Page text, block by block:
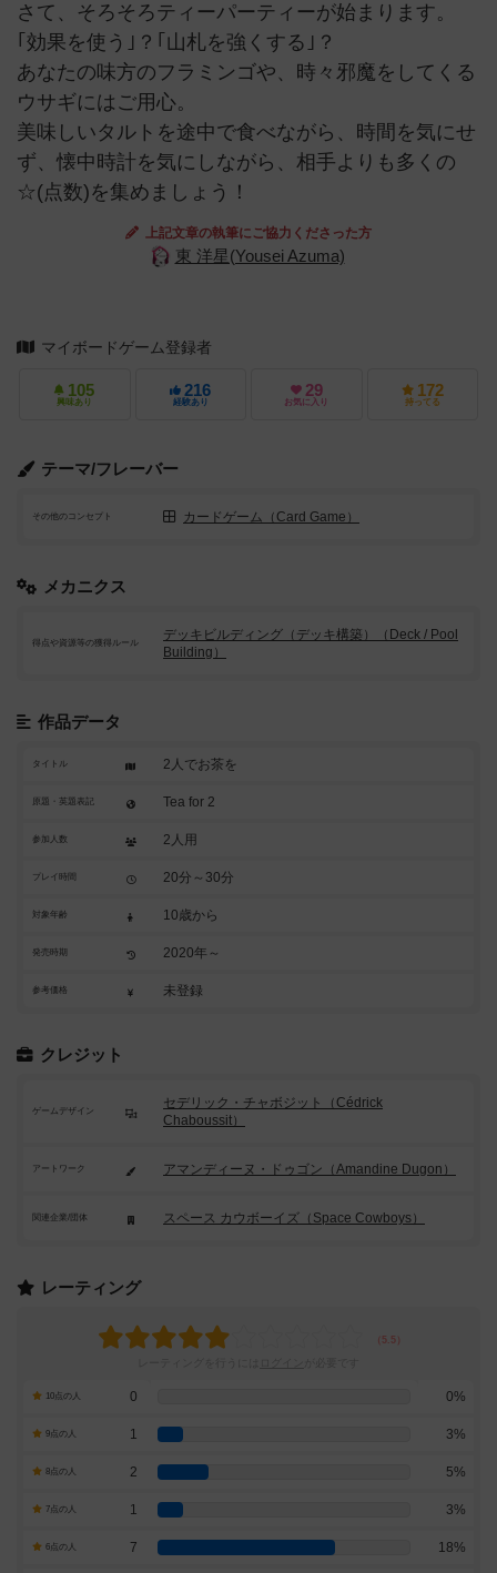
さて、そろそろティーパーティーが始まります。
｢効果を使う｣？｢山札を強くする｣？
あなたの味方のフラミンゴや、時々邪魔をしてくる
ウサギにはご用心。
美味しいタルトを途中で食べながら、時間を気にせ
ず、懐中時計を気にしながら、相手よりも多くの
☆(点数)を集めましょう！
上記文章の執筆にご協力くださった方
東 洋星(Yousei Azuma)
マイボードゲーム登録者
105
興味あり
216
経験あり
29
お気に入り
172
持ってる
テーマ/フレーバー
その他のコンセプト カードゲーム（Card Game）
メカニクス
得点や資源等の獲得ルール
デッキビルディング（デッキ構築）（Deck / Pool
Building）
作品データ
タイトル 2人でお茶を
原題・英題表記 Tea for 2
参加人数 2人用
プレイ時間 20分～30分
対象年齢 10歳から
発売時期 2020年～
参考価格 未登録
クレジット
ゲームデザイン
セデリック・チャボジット（Cédrick
Chaboussit）
アートワーク アマンディーヌ・ドゥゴン（Amandine Dugon）
関連企業/団体 スペース カウボーイズ（Space Cowboys）
レーティング
10点の人 0 0%
9点の人 1 3%
8点の人 2 5%
7点の人 1 3%
6点の人 7 18%